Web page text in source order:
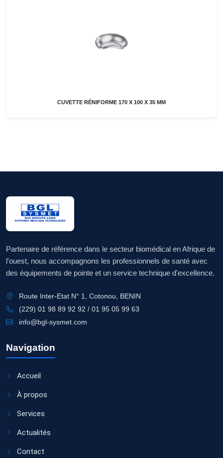
CUVETTE RÉNIFORME 170 X 100 X 35 MM
Partenaire de référence dans le secteur biomédical en Afrique de
l'ouest, nous accompagnons les professionnels de santé avec
des équipements de pointe et un service technique d'excellence.
Route Inter-Etat N° 1, Cotonou, BENIN
(229) 01 98 89 92 92 / 01 95 05 99 63
info@bgl-sysmet.com
Navigation
Accueil
À propos
Services
Actualités
Contact